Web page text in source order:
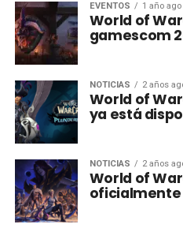
EVENTOS 1 año ago
World of
gamescom
NOTICIAS 2 años
World of
ya está
NOTICIAS 2 años
World of
oficialmente